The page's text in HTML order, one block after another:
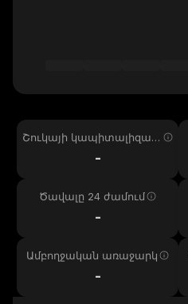
Շուկայի կապիտալիզաց
-
Ծավալը 24 ժամում
-
Ամբողջական առաջարկ
-